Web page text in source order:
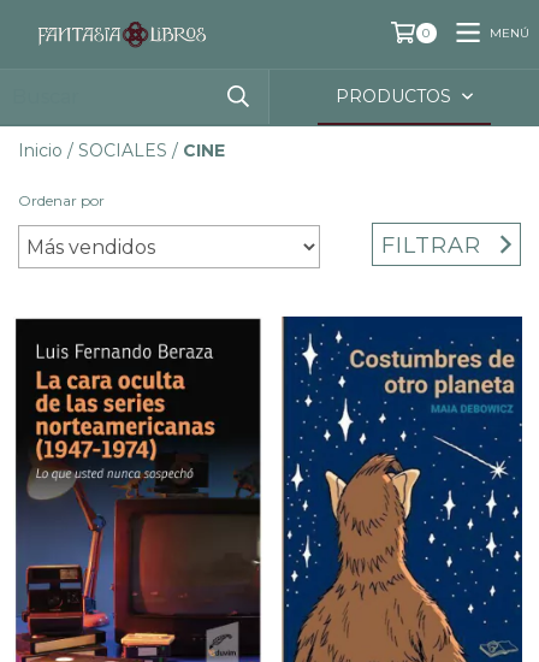
0 MENÚ
PRODUCTOS
Inicio / SOCIALES / CINE
Ordenar por
FILTRAR